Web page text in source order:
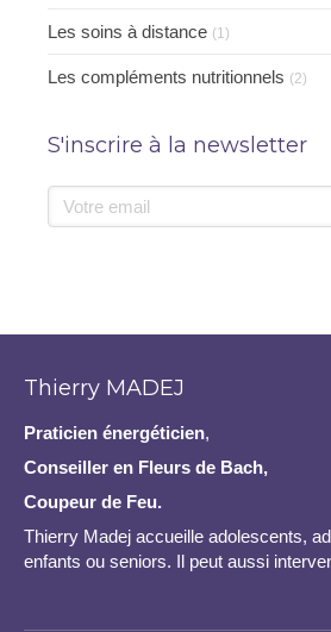
Les soins à distance (1)
Les compléments nutritionnels (2)
S'inscrire à la newsletter
Votre email
Thierry MADEJ
Praticien énergéticien,
Conseiller en Fleurs de Bach,
Coupeur de Feu.
Thierry Madej accueille adolescents,
enfants ou seniors. Il peut aussi